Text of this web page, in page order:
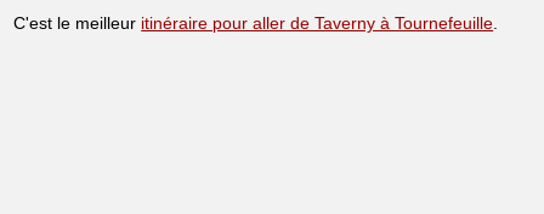
C'est le meilleur itinéraire pour aller de Taverny à Tournefeuille.